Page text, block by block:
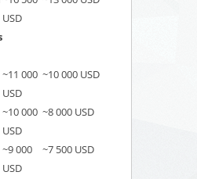
USD
~11 000
USD
~10 000 USD
~10 000
USD
~8 000 USD
~9 000
USD
~7 500 USD